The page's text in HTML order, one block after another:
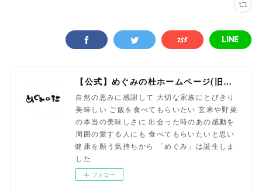
【公式】めぐみの杜ホームページ(旧自然食工房）
自然の恵みに感謝して 大切な家族にとびきり
美味しい ご飯を食べてもらいたい 玄米や野菜
の本当の美味しさに 出会った時のあの感動を
周囲の愛する人にも 食べてもらいたいと思い
健康を願う気持ちから 「めぐみ」は誕生しま
した
フォロー